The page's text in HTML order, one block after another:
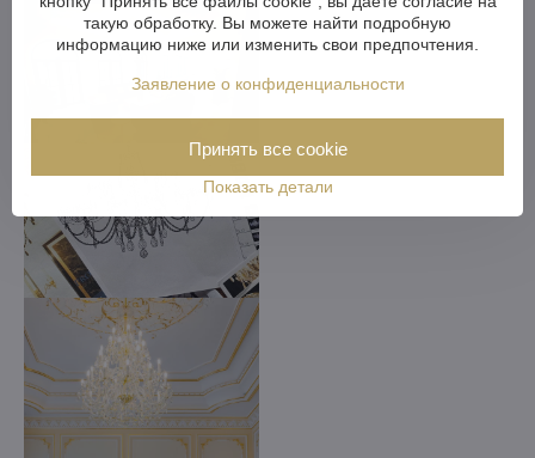
такую обработку. Вы можете найти подробную
информацию ниже или изменить свои предпочтения.
Заявление о конфиденциальности
Показать детали
Принять все cookie